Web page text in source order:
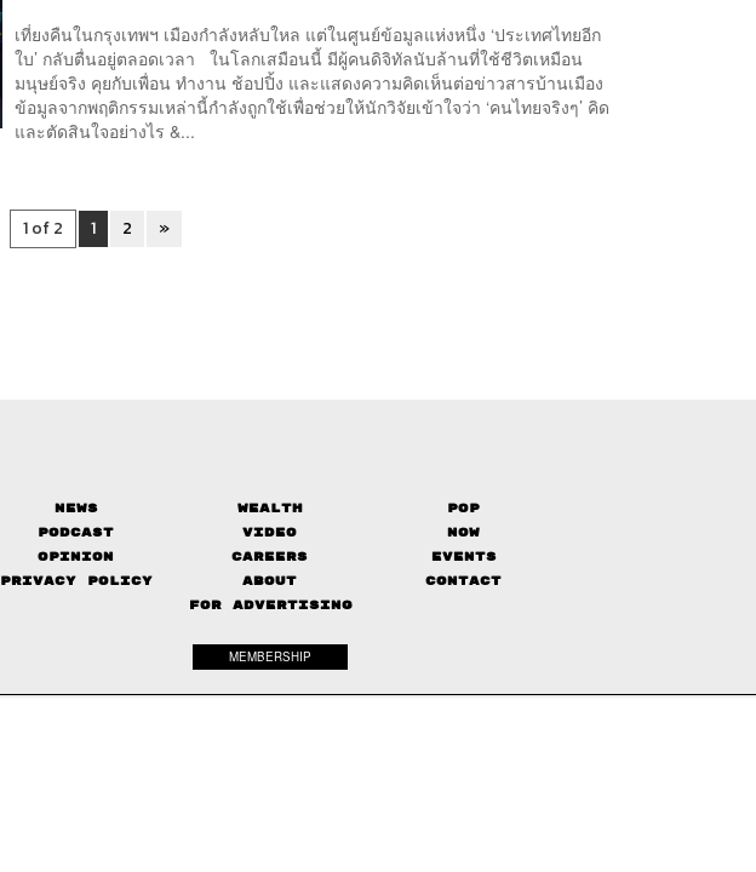
เที่ยงคืนในกรุงเทพฯ เมืองกำลังหลับใหล แต่ในศูนย์ข้อมูลแห่งหนึ่ง ‘ประเทศไทยอีก
ใบ’ กลับตื่นอยู่ตลอดเวลา ในโลกเสมือนนี้ มีผู้คนดิจิทัลนับล้านที่ใช้ชีวิตเหมือน
มนุษย์จริง คุยกับเพื่อน ทำงาน ช้อปปิ้ง และแสดงความคิดเห็นต่อข่าวสารบ้านเมือง
ข้อมูลจากพฤติกรรมเหล่านี้กำลังถูกใช้เพื่อช่วยให้นักวิจัยเข้าใจว่า ‘คนไทยจริงๆ’ คิด
และตัดสินใจอย่างไร &...
1 of 2 1 2 »
News Wealth
Pop
Podcast
Video
Now
Opinion
Careers
Events
Privacy Policy
About
Contact
FOR ADVERTISING
MEMBERSHIP